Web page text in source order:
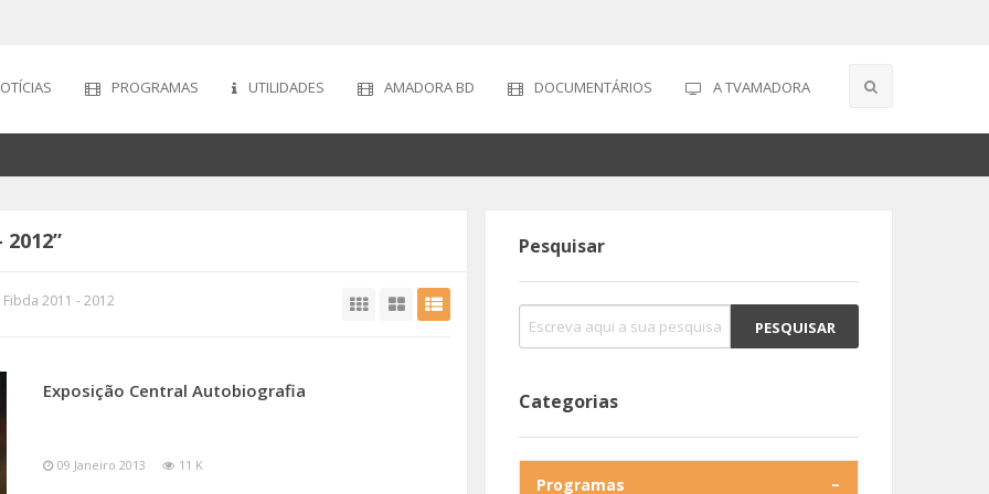
PROGRAMAS UTILIDADES AMADORA BD DOCUMENTÁRIOS A TVAMADORA
2011 - 2012
Exposição Central Autobiografia
09 Janeiro 2013 11 K
Pesquisar
Categorias
Programas